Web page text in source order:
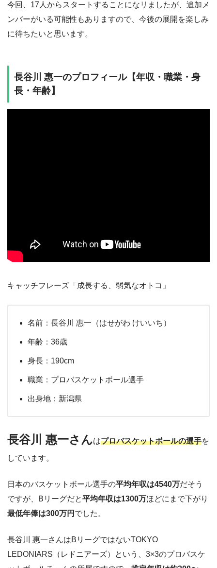
今回、17人からスタートすることになリましたが、追加メ
ンバーがいる可能性もありますので、今後の展開を楽しみ
に待ちたいと思います。
長谷川 惠一のプロフィール【年収・職業・身
長・年齢】
キャッチフレーズ「成長する、弱気なオトコ」
名前：長谷川 惠一（はせがわ けいいち）
年齢：36歳
身長：190cm
職業：プロバスケットボール選手
出身地：新潟県
長谷川 惠一さんはプロバスケットボールの選手を
しています。
日本のバスケットボール選手の平均年収は4540万だそう
ですが、Bリーグだと平均年収は1300万ほどにまで下がり
最低年俸は300万円 でした。
長谷川 惠一さんはBリーグではないTOKYO
LEDONIARS（レドニアーズ）という、3×3のプロバスケ